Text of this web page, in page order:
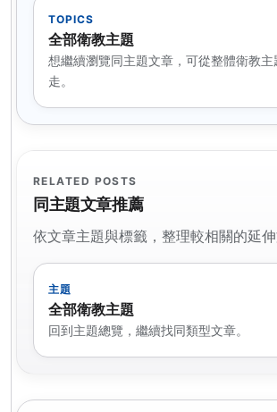
TOPICS
全部衛教主題
想繼續瀏覽同主題文章，可從整體衛教
走。
RELATED POSTS
同主題文章推薦
依文章主題與標籤，整理較相關的延伸
主題
全部衛教主題
回到主題總覽，繼續找同類型文章。